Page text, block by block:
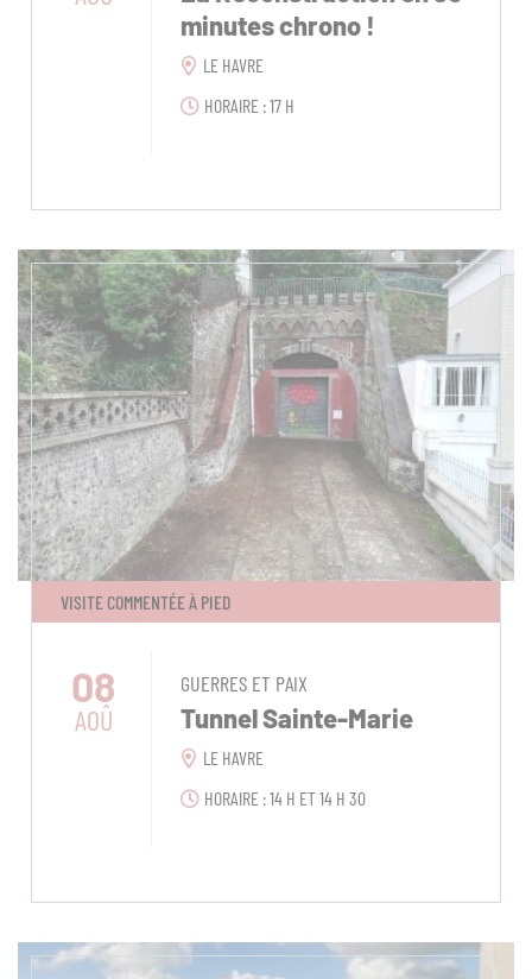
minutes chrono !
LE HAVRE
HORAIRE : 17 H
VISITE COMMENTÉE À PIED
08
AOÛ
GUERRES ET PAIX
Tunnel Sainte-Marie
LE HAVRE
HORAIRE : 14 H ET 14 H 30